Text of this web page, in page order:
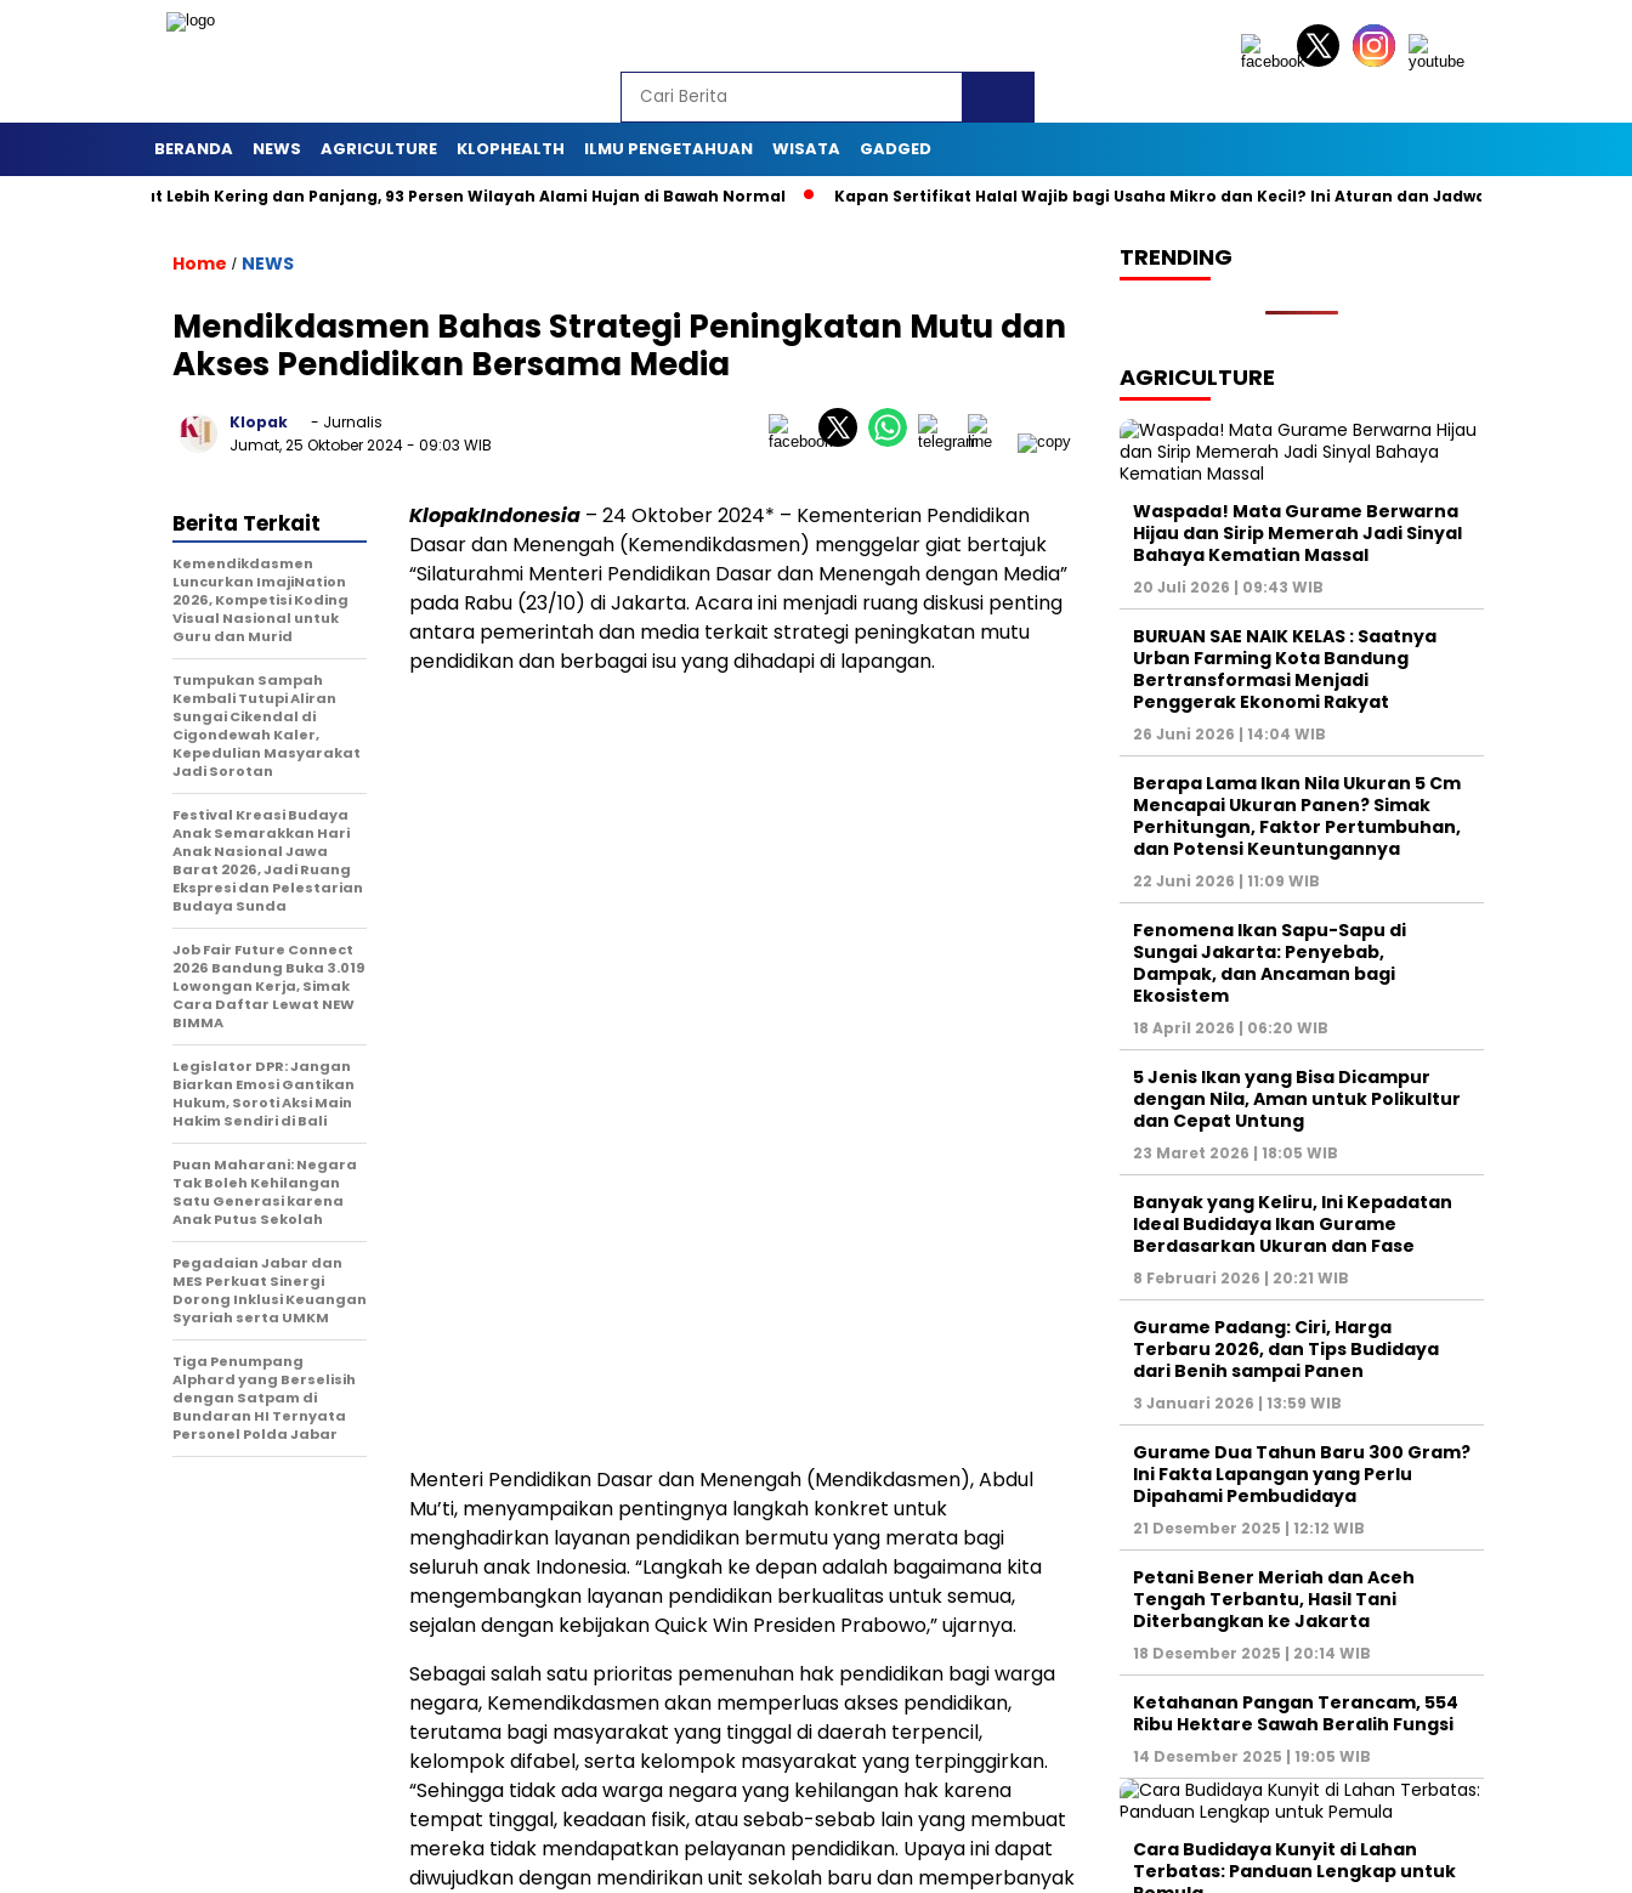
BERANDA NEWS AGRICULTURE KLOPHEALTH ILMU PENGETAHUAN WISATA GADGED
Jawa Barat Lebih Kering dan Panjang, 93 Persen Wilayah Alami Hujan di Bawah Normal Kapan Sertifikat Halal Wajib bagi Usaha Mikro dan Kecil? Ini Aturan dan Jadwal Resminya
Home / NEWS
Mendikdasmen Bahas Strategi Peningkatan Mutu dan
Akses Pendidikan Bersama Media
Klopak
- Jurnalis
Jumat, 25 Oktober 2024- 09:03 WIB
KlopakIndonesia – 24 Oktober 2024* – Kementerian Pendidikan
Dasar dan Menengah (Kemendikdasmen) menggelar giat bertajuk
“Silaturahmi Menteri Pendidikan Dasar dan Menengah dengan Media”
pada Rabu (23/10) di Jakarta. Acara ini menjadi ruang diskusi penting
antara pemerintah dan media terkait strategi peningkatan mutu
pendidikan dan berbagai isu yang dihadapi di lapangan.
Menteri Pendidikan Dasar dan Menengah (Mendikdasmen), Abdul
Mu’ti, menyampaikan pentingnya langkah konkret untuk
menghadirkan layanan pendidikan bermutu yang merata bagi
seluruh anak Indonesia. “Langkah ke depan adalah bagaimana kita
mengembangkan layanan pendidikan berkualitas untuk semua,
sejalan dengan kebijakan Quick Win Presiden Prabowo,” ujarnya.
Sebagai salah satu prioritas pemenuhan hak pendidikan bagi warga
negara, Kemendikdasmen akan memperluas akses pendidikan,
terutama bagi masyarakat yang tinggal di daerah terpencil,
kelompok difabel, serta kelompok masyarakat yang terpinggirkan.
“Sehingga tidak ada warga negara yang kehilangan hak karena
tempat tinggal, keadaan fisik, atau sebab-sebab lain yang membuat
mereka tidak mendapatkan pelayanan pendidikan. Upaya ini dapat
diwujudkan dengan mendirikan unit sekolah baru dan memperbanyak
Berita Terkait
Kemendikdasmen
Luncurkan ImajiNation
2026, Kompetisi Koding
Visual Nasional untuk
Guru dan Murid
Tumpukan Sampah
Kembali Tutupi Aliran
Sungai Cikendal di
Cigondewah Kaler,
Kepedulian Masyarakat
Jadi Sorotan
Festival Kreasi Budaya
Anak Semarakkan Hari
Anak Nasional Jawa
Barat 2026, Jadi Ruang
Ekspresi dan Pelestarian
Budaya Sunda
Job Fair Future Connect
2026 Bandung Buka 3.019
Lowongan Kerja, Simak
Cara Daftar Lewat NEW
BIMMA
Legislator DPR: Jangan
Biarkan Emosi Gantikan
Hukum, Soroti Aksi Main
Hakim Sendiri di Bali
Puan Maharani: Negara
Tak Boleh Kehilangan
Satu Generasi karena
Anak Putus Sekolah
Pegadaian Jabar dan
MES Perkuat Sinergi
Dorong Inklusi Keuangan
Syariah serta UMKM
Tiga Penumpang
Alphard yang Berselisih
dengan Satpam di
Bundaran HI Ternyata
Personel Polda Jabar
TRENDING
AGRICULTURE
Waspada! Mata Gurame Berwarna
Hijau dan Sirip Memerah Jadi Sinyal
Bahaya Kematian Massal
20 Juli 2026 | 09:43 WIB
BURUAN SAE NAIK KELAS : Saatnya
Urban Farming Kota Bandung
Bertransformasi Menjadi
Penggerak Ekonomi Rakyat
26 Juni 2026 | 14:04 WIB
Berapa Lama Ikan Nila Ukuran 5 Cm
Mencapai Ukuran Panen? Simak
Perhitungan, Faktor Pertumbuhan,
dan Potensi Keuntungannya
22 Juni 2026 | 11:09 WIB
Fenomena Ikan Sapu-Sapu di
Sungai Jakarta: Penyebab,
Dampak, dan Ancaman bagi
Ekosistem
18 April 2026 | 06:20 WIB
5 Jenis Ikan yang Bisa Dicampur
dengan Nila, Aman untuk Polikultur
dan Cepat Untung
23 Maret 2026 | 18:05 WIB
Banyak yang Keliru, Ini Kepadatan
Ideal Budidaya Ikan Gurame
Berdasarkan Ukuran dan Fase
8 Februari 2026 | 20:21 WIB
Gurame Padang: Ciri, Harga
Terbaru 2026, dan Tips Budidaya
dari Benih sampai Panen
3 Januari 2026 | 13:59 WIB
Gurame Dua Tahun Baru 300 Gram?
Ini Fakta Lapangan yang Perlu
Dipahami Pembudidaya
21 Desember 2025 | 12:12 WIB
Petani Bener Meriah dan Aceh
Tengah Terbantu, Hasil Tani
Diterbangkan ke Jakarta
18 Desember 2025 | 20:14 WIB
Ketahanan Pangan Terancam, 554
Ribu Hektare Sawah Beralih Fungsi
14 Desember 2025 | 19:05 WIB
Cara Budidaya Kunyit di Lahan
Terbatas: Panduan Lengkap untuk